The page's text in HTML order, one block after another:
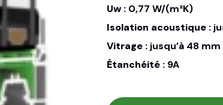
Uw : 0,77 W/(m²K)
Isolation acoustique :
Vitrage : jusqu’à 48 mm
Étanchéité : 9A